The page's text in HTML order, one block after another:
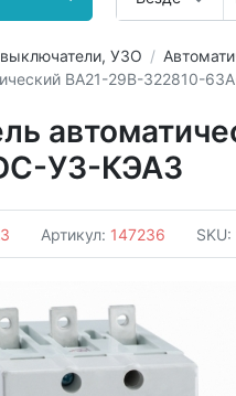
УЗО
ВА21-29В-322810-
У3-КЭАЗ
Артикул: 147236 SKU: